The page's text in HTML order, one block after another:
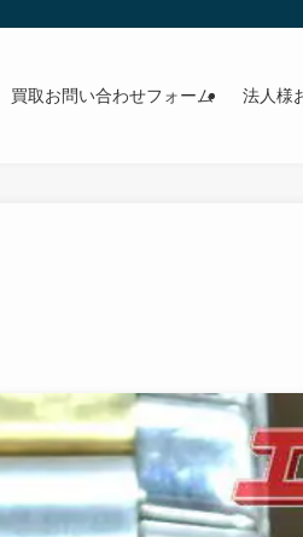
買取お問い合わせフォーム 法人様